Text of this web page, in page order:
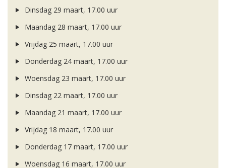
Dinsdag 29 maart, 17.00 uur
Maandag 28 maart, 17.00 uur
Vrijdag 25 maart, 17.00 uur
Donderdag 24 maart, 17.00 uur
Woensdag 23 maart, 17.00 uur
Dinsdag 22 maart, 17.00 uur
Maandag 21 maart, 17.00 uur
Vrijdag 18 maart, 17.00 uur
Donderdag 17 maart, 17.00 uur
Woensdag 16 maart, 17.00 uur